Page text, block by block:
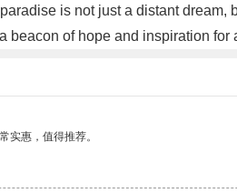
is not just a distant
beacon of hope and inspiration
实惠，值得推荐。